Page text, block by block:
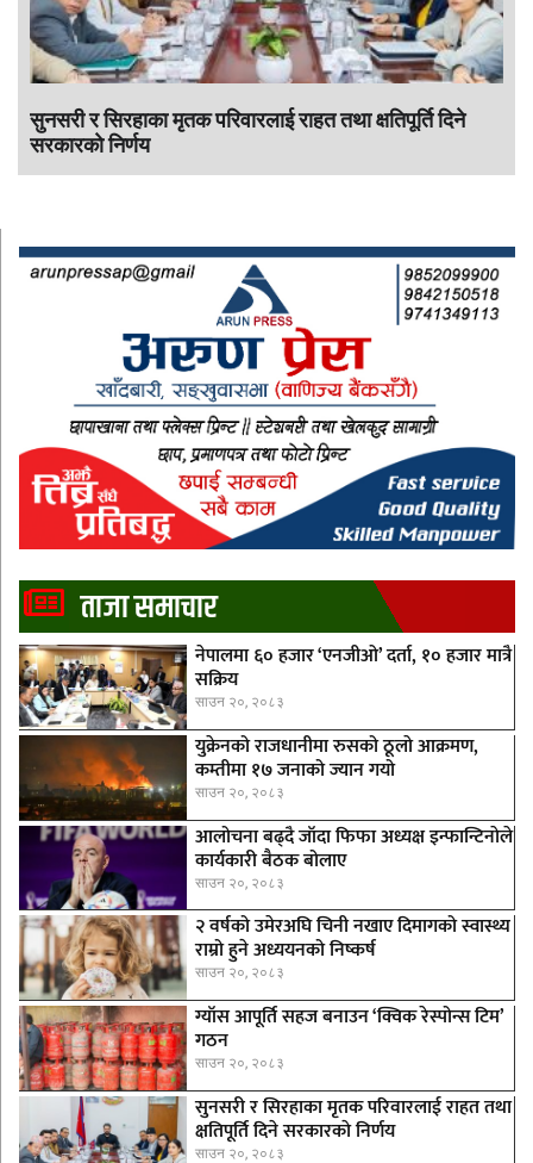
सुनसरी र सिरहाका मृतक परिवारलाई राहत तथा क्षतिपूर्ति दिने
सरकारकाे निर्णय
ताजा समाचार
नेपालमा ६० हजार ‘एनजीओ’ दर्ता, १० हजार मात्रै
सक्रिय
साउन २०, २०८३
युक्रेनको राजधानीमा रुसको ठूलाे आक्रमण,
कम्तीमा १७ जनाको ज्यान गयो
साउन २०, २०८३
आलोचना बढ्दै जाँदा फिफा अध्यक्ष इन्फान्टिनाेले
कार्यकारी बैठक बोलाए
साउन २०, २०८३
२ वर्षको उमेरअघि चिनी नखाए दिमागको स्वास्थ्य
राम्रो हुने अध्ययनको निष्कर्ष
साउन २०, २०८३
ग्याँस आपूर्ति सहज बनाउन ‘क्विक रेस्पोन्स टिम’
गठन
साउन २०, २०८३
सुनसरी र सिरहाका मृतक परिवारलाई राहत तथा
क्षतिपूर्ति दिने सरकारकाे निर्णय
साउन २०, २०८३